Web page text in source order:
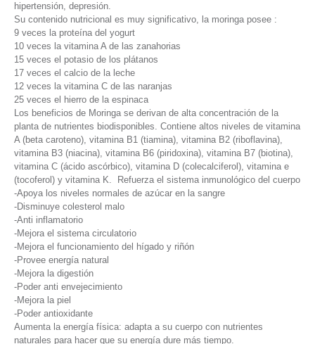
hipertensión, depresión.
Su contenido nutricional es muy significativo, la moringa posee :
9 veces la proteína del yogurt
10 veces la vitamina A de las zanahorias
15 veces el potasio de los plátanos
17 veces el calcio de la leche
12 veces la vitamina C de las naranjas
25 veces el hierro de la espinaca
Los beneficios de Moringa se derivan de alta concentración de la
planta de nutrientes biodisponibles. Contiene altos niveles de vitamina
A (beta caroteno), vitamina B1 (tiamina), vitamina B2 (riboflavina),
vitamina B3 (niacina), vitamina B6 (piridoxina), vitamina B7 (biotina),
vitamina C (ácido ascórbico), vitamina D (colecalciferol), vitamina e
(tocoferol) y vitamina K. Refuerza el sistema inmunológico del cuerpo
-Apoya los niveles normales de azúcar en la sangre
-Disminuye colesterol malo
-Anti inflamatorio
-Mejora el sistema circulatorio
-Mejora el funcionamiento del hígado y riñón
-Provee energía natural
-Mejora la digestión
-Poder anti envejecimiento
-Mejora la piel
-Poder antioxidante
Aumenta la energía física: adapta a su cuerpo con nutrientes
naturales para hacer que su energía dure más tiempo.